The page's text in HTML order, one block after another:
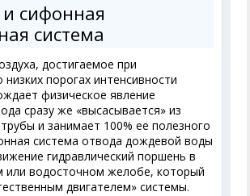
сифонная
система
достигаемое при
порогах интенсивности
физическое явление
сразу же «высасывается» из
и занимает 100% ее полезного
система отвода дождевой воды
гидравлический поршень в
или водосточном желобе, который
двигателем» системы.